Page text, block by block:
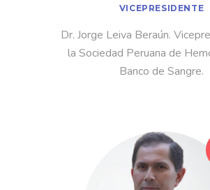
VICEPRESIDENTE
Dr. Jorge Leiva Beraún.
la Sociedad Peruana de
Banco de Sangre.